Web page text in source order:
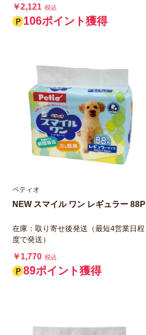
￥2,121 税込
106ポイント獲得
ペティオ
NEW スマイル ワン レギュラー 88P
在庫：取り寄せ後発送（最短4営業日程
度で発送）
￥1,770 税込
89ポイント獲得